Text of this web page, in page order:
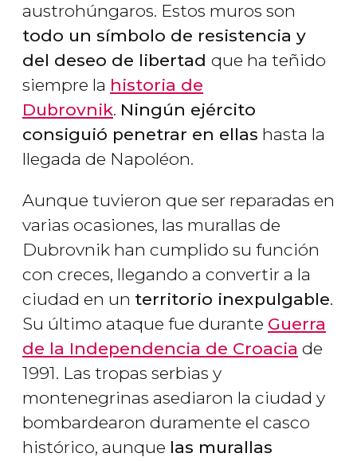
austrohúngaros. Estos muros son
todo un símbolo de resistencia y
del deseo de libertad que ha teñido
siempre la historia de
Dubrovnik. Ningún ejército
consiguió penetrar en ellas hasta la
llegada de Napoléon.
Aunque tuvieron que ser reparadas en
varias ocasiones, las murallas de
Dubrovnik han cumplido su función
con creces, llegando a convertir a la
ciudad en un territorio inexpulgable.
Su último ataque fue durante Guerra
de la Independencia de Croacia de
1991. Las tropas serbias y
montenegrinas asediaron la ciudad y
bombardearon duramente el casco
histórico, aunque las murallas